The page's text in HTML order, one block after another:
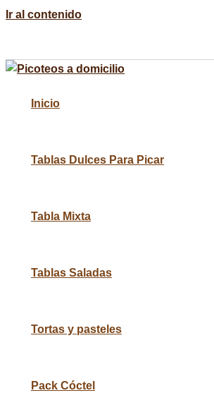
Ir al contenido
Inicio
Tablas Dulces Para Picar
Tabla Mixta
Tablas Saladas
Tortas y pasteles
Pack Cóctel